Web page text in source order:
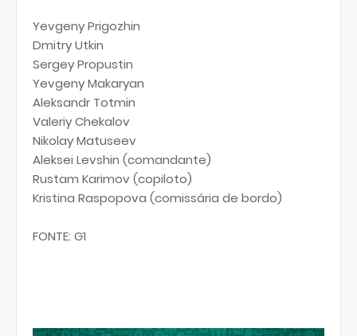
Yevgeny Prigozhin
Dmitry Utkin
Sergey Propustin
Yevgeny Makaryan
Aleksandr Totmin
Valeriy Chekalov
Nikolay Matuseev
Aleksei Levshin (comandante)
Rustam Karimov (copiloto)
Kristina Raspopova (comissária de bordo)
FONTE: G1